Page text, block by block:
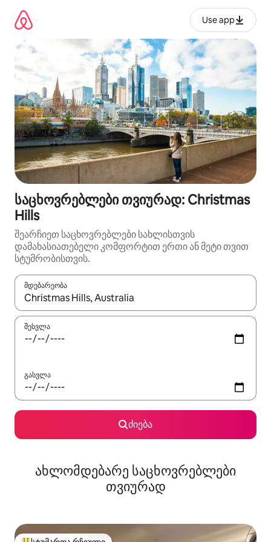
გადასვლა
Use app
საცხოვრებლები თვიურად: Christmas
Hills
შეარჩიეთ საცხოვრებლები სახლისთვის
დამახასიათებელი კომფორტით ერთი ან მეტი თვით
სტუმრობისთვის.
მდებარეობა
როცა შედეგები ხელმისაწვდომი გახდება, ნავიგაციისთვის
შესვლა
გასვლა
ძიება
ახლომდებარე საცხოვრებლები
თვიურად